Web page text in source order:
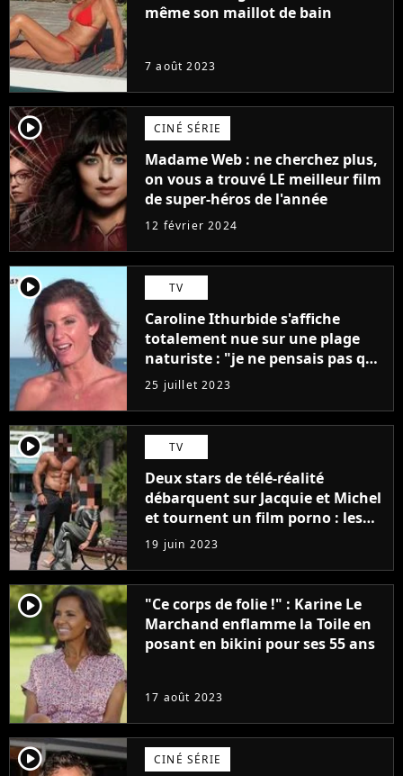
même son maillot de bain
7 août 2023
player2 CINÉ SÉRIE
Madame Web : ne cherchez plus,
on vous a trouvé LE meilleur film
de super-héros de l'année
12 février 2024
player2 TV
Caroline Ithurbide s'affiche
totalement nue sur une plage
naturiste : "je ne pensais pas que
j'arriverais à le faire..."
25 juillet 2023
player2 TV
Deux stars de télé-réalité
débarquent sur Jacquie et Michel
et tournent un film porno : les
premières images du tournage
(exclu)
19 juin 2023
player2
"Ce corps de folie !" : Karine Le
Marchand enflamme la Toile en
posant en bikini pour ses 55 ans
17 août 2023
player2 CINÉ SÉRIE